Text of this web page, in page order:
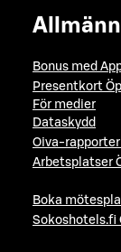
Bonus med
Presentkort
För medier
Dataskydd
Oiva-rapporter
Arbetsplatser
Boka
Sokoshotels.fi